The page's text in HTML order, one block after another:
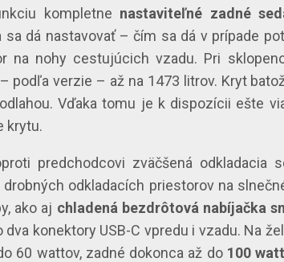
kompletne nastaviteľné zadné
dá nastavovať – čím sa dá v prípade
na nohy cestujúcich vzadu. Pri
podľa verzie – až na 1473 litrov. Kryt
Vďaka tomu je k dispozícii ešte
krytu.
predchodcovi zväčšená odkladacia
odkladacích priestorov na
ako aj chladená bezdrôtová nabíjačka
konektory USB-C vpredu i vzadu. Na
60 wattov, zadné dokonca až do100